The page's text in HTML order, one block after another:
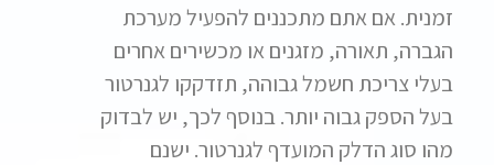
זמנית. אם אתם מתכננים להפעיל מערכת
הגברה, תאורה, מזגנים או מכשירים אחרים
בעלי צריכת חשמל גבוהה, תזדקקו לגנרטור
בעל הספק גבוה יותר. בנוסף לכך, יש לבדוק
מהו סוג הדלק המועדף לגנרטור. ישנם